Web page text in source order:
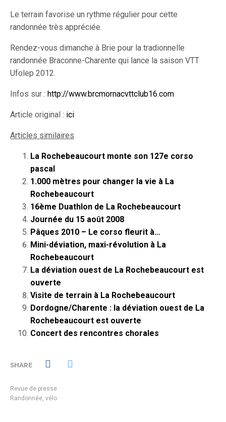
Le terrain favorise un rythme régulier pour cette
randonnée très appréciée.
Rendez-vous dimanche à Brie pour la tradionnelle
randonnée Braconne-Charente qui lance la saison VTT
Ufolep 2012.
Infos sur : http://www.brcmornacvttclub16.com
Article original : ici
Articles similaires
La Rochebeaucourt monte son 127e corso
pascal
1.000 mètres pour changer la vie à La
Rochebeaucourt
16ème Duathlon de La Rochebeaucourt
Journée du 15 août 2008
Pâques 2010 – Le corso fleurit à…
Mini-déviation, maxi-révolution à La
Rochebeaucourt
La déviation ouest de La Rochebeaucourt est
ouverte
Visite de terrain à La Rochebeaucourt
Dordogne/Charente : la déviation ouest de La
Rochebeaucourt est ouverte
Concert des rencontres chorales
SHARE
Revue de presse
Randonnée, vélo